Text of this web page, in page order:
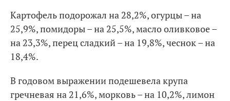
Картофель подорожал на 28,2%, огурцы – на
25,9%, помидоры – на 25,5%, масло оливковое –
на 23,3%, перец сладкий – на 19,8%, чеснок – на
18,4%.
В годовом выражении подешевела крупа
гречневая на 21,6%, морковь – на 10,2%, лимон